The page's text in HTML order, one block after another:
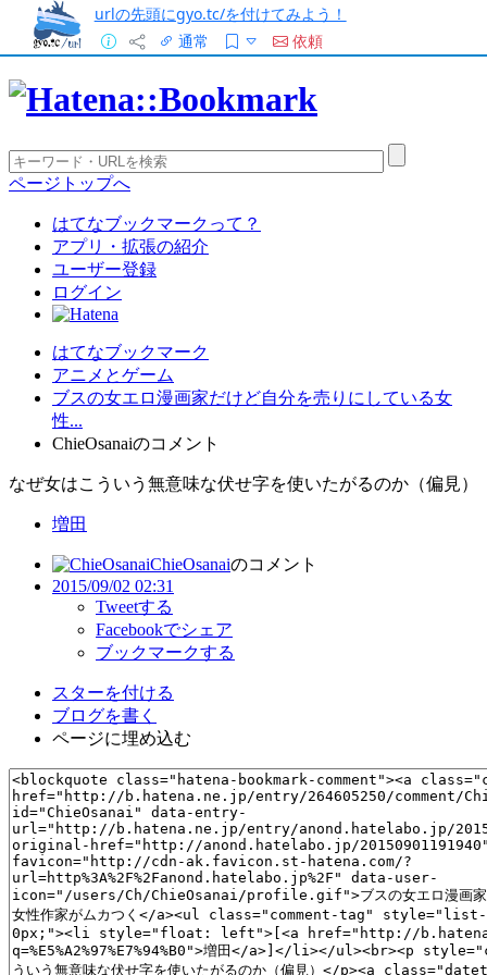
urlの先頭にgyo.tc/を付けてみよう！
通常
依頼